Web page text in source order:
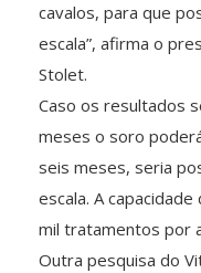
cavalos, para que
escala”, afirma o
Stolet.
Caso os resultados
meses o soro
seis meses, seria
escala. A
mil tratamentos por
Outra pesquisa do